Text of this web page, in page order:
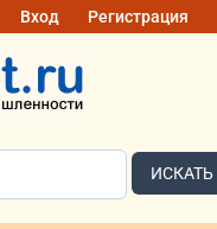
Вход Регистрация
ИСКАТЬ